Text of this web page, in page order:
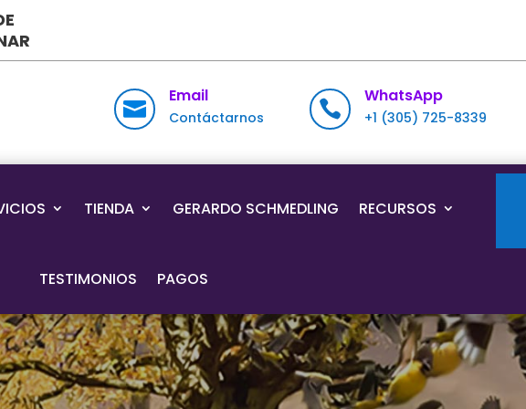

Email
Contáctarnos 
WhatsApp
+1 (305) 725-8339
TIENDA GERARDO SCHMEDLING RECURSOS
TESTIMONIOS PAGOS